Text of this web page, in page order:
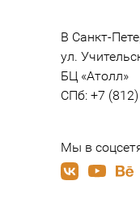
В Санкт-
ул.
БЦ «Атолл»
СПб: +7
Мы в